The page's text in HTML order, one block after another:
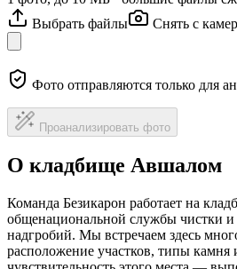
Выбрать файлы
Снять с
Фото отправляются только для
Проанализировать фото
О кладбище Авшалом
Команда Безикарон работает на
общенациональной службы чистки и
надгробий. Мы встречаем здесь
расположение участков, типы камня